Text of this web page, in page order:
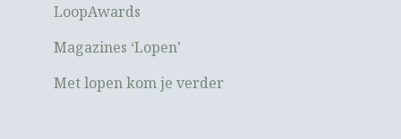
LoopAwards
Magazines ‘Lopen’
Met lopen kom je verder